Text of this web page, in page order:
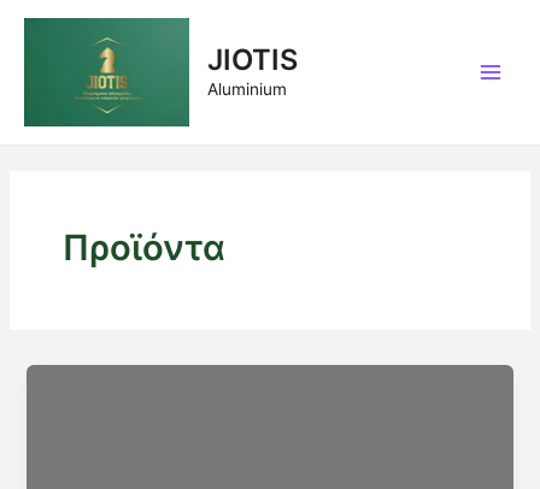
Μετάβαση
περιεχόμενο
JIOTIS
Aluminium
Προϊόντα